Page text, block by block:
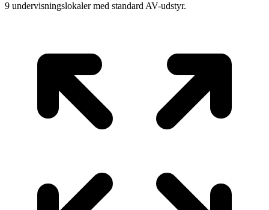
9 undervisningslokaler med standard AV-udstyr.